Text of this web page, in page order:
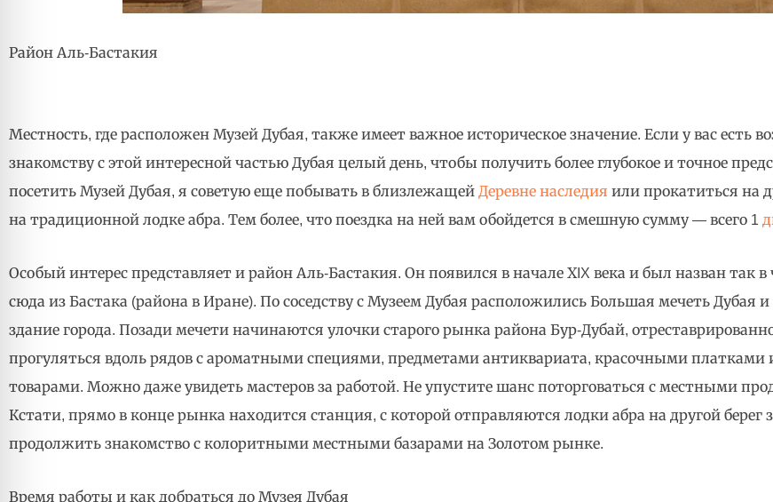
Район Аль-Бастакия
Местность, где расположен Музей Дубая, также имеет важное историческое значение. Если у вас есть
знакомству с этой интересной частью Дубая целый день, чтобы получить более глубокое и точное
посетить Музей Дубая, я советую еще побывать в близлежащей Деревне наследия или прокатиться на
на традиционной лодке абра. Тем более, что поездка на ней вам обойдется в смешную сумму — всего 1
Особый интерес представляет и район Аль-Бастакия. Он появился в начале ХIX века и был назван так в
сюда из Бастака (района в Иране). По соседству с Музеем Дубая расположились Большая мечеть Дубая и
здание города. Позади мечети начинаются улочки старого рынка района Бур-Дубай,
прогуляться вдоль рядов с ароматными специями, предметами антиквариата, красочными
товарами. Можно даже увидеть мастеров за работой. Не упустите шанс поторговаться с местными
Кстати, прямо в конце рынка находится станция, с которой отправляются лодки абра на другой берег
продолжить знакомство с колоритными местными базарами на Золотом рынке.
Время работы и как добраться до Музея Дубая